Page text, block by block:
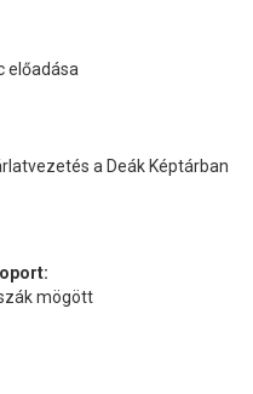
előadása
a Deák Képtárban
mögött